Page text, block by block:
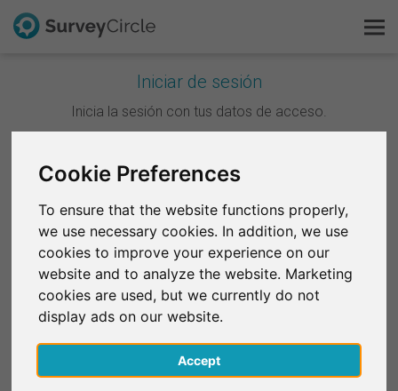
Cookie Preferences
To ensure that the website functions properly,
we use necessary cookies. In addition, we use
cookies to improve your experience on our
website and to analyze the website. Marketing
cookies are used, but we currently do not
display ads on our website.
Accept
Iniciar de sesión
Inicia la sesión con tus datos de acceso.
Continuar con Google
Continuar con Facebook
O
Correo electrónico*
Contraseña*
Esto es SurveyCircle
FAQ
Regístrate gratis
English